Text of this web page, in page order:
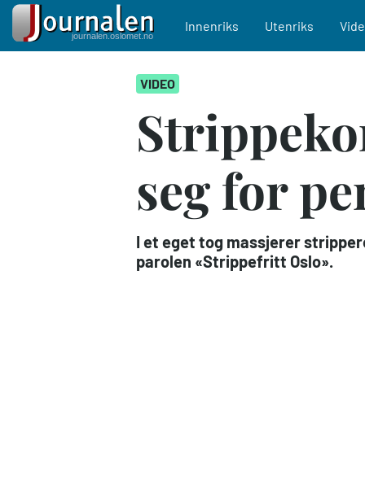
Main navigation
Innenriks Utenriks
VIDEO
seg for
I et eget tog massjerer
parolen «Strippefritt Oslo».